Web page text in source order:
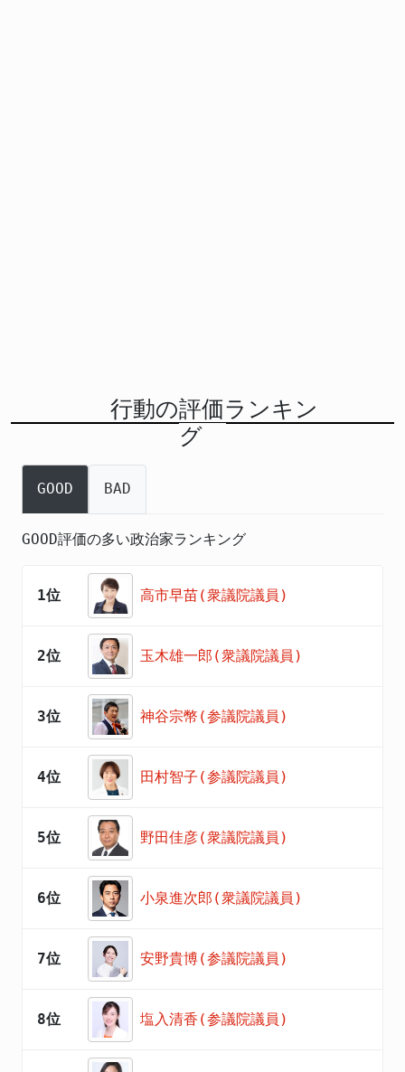
行動の評価ランキン
グ
GOOD BAD
GOOD評価の多い政治家ランキング
1位 高市早苗(衆議院議員)
2位 玉木雄一郎(衆議院議員)
3位 神谷宗幣(参議院議員)
4位 田村智子(参議院議員)
5位 野田佳彦(衆議院議員)
6位 小泉進次郎(衆議院議員)
7位 安野貴博(参議院議員)
8位 塩入清香(参議院議員)